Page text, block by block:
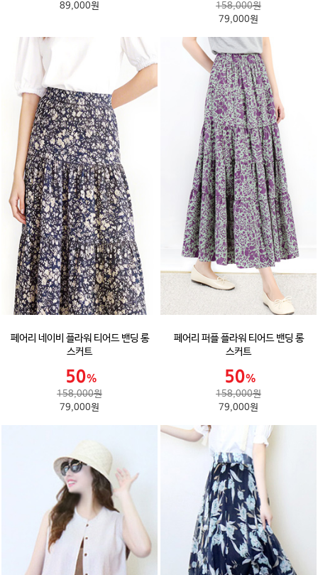
89,000원
158,000원
79,000원
페어리 네이비 플라워 티어드 밴딩 롱
스커트
158,000원
79,000원
페어리 퍼플 플라워 티어드 밴딩 롱
스커트
158,000원
79,000원